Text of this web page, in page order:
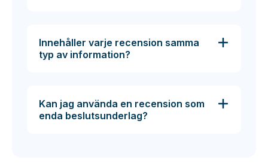
Innehåller varje recension samma
typ av information?
Kan jag använda en recension som
enda beslutsunderlag?